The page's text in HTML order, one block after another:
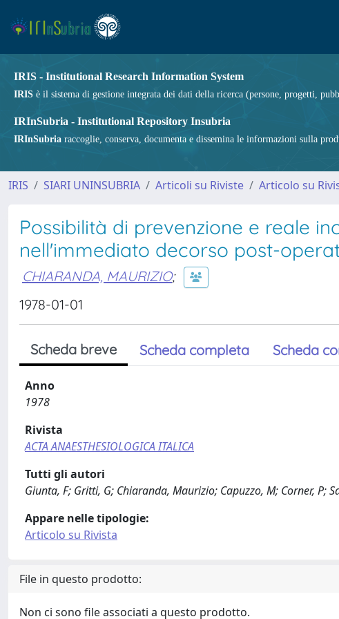
IRIS - Institutional Research Information System
IRIS è il sistema di gestione integrata dei dati della ricerca (persone, progetti,
IRInSubria - Institutional Repository Insubria
IRInSubria raccoglie, conserva, documenta e dissemina le informazioni sulla
IRIS SIARI UNINSUBRIA Articoli su Riviste Articolo su
Possibilità di prevenzione e reale
nell'immediato decorso post-
CHIARANDA, MAURIZIO;
1978-01-01
Scheda breve Scheda completa Scheda
Anno
1978
Rivista
ACTA ANAESTHESIOLOGICA ITALICA
Tutti gli autori
Giunta, F; Gritti, G; Chiaranda, Maurizio; Capuzzo, M; Corner, P;
Appare nelle tipologie:
Articolo su Rivista
File in questo prodotto:
Non ci sono file associati a questo prodotto.